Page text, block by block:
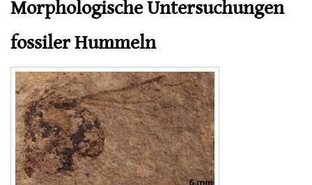
Morphologische Untersuchungen
fossiler Hummeln